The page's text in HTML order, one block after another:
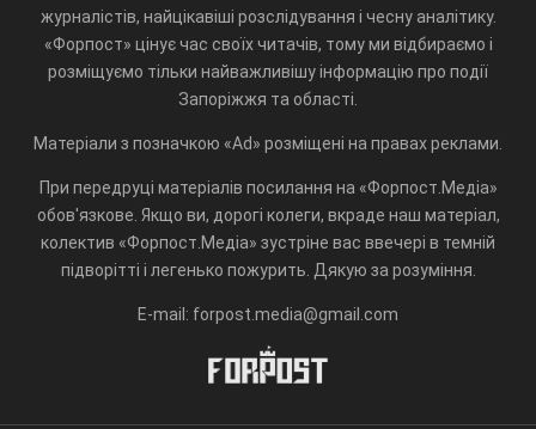
журналістів, найцікавіші розслідування і чесну аналітику.
«Форпост» цінує час своїх читачів, тому ми відбираємо і
розміщуємо тільки найважливішу інформацію про події
Запоріжжя та області.
Матеріали з позначкою «Ad» розміщені на правах реклами.
При передруці матеріалів посилання на «Форпост.Медіа»
обов'язкове. Якщо ви, дорогі колеги, вкраде наш матеріал,
колектив «Форпост.Медіа» зустріне вас ввечері в темній
підворітті і легенько пожурить. Дякую за розуміння.
E-mail: forpost.media@gmail.com